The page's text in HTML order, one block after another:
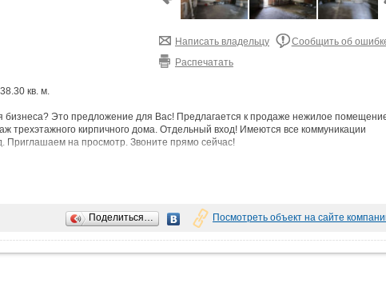
Написать владельцу
Сообщить об
Распечатать
кв. м.
Это предложение для Вас! Предлагается к продаже нежилое
трехэтажного кирпичного дома. Отдельный вход! Имеются все коммуникации
Приглашаем на просмотр. Звоните прямо сейчас!
Посмотреть объект на сайте
Поделиться…